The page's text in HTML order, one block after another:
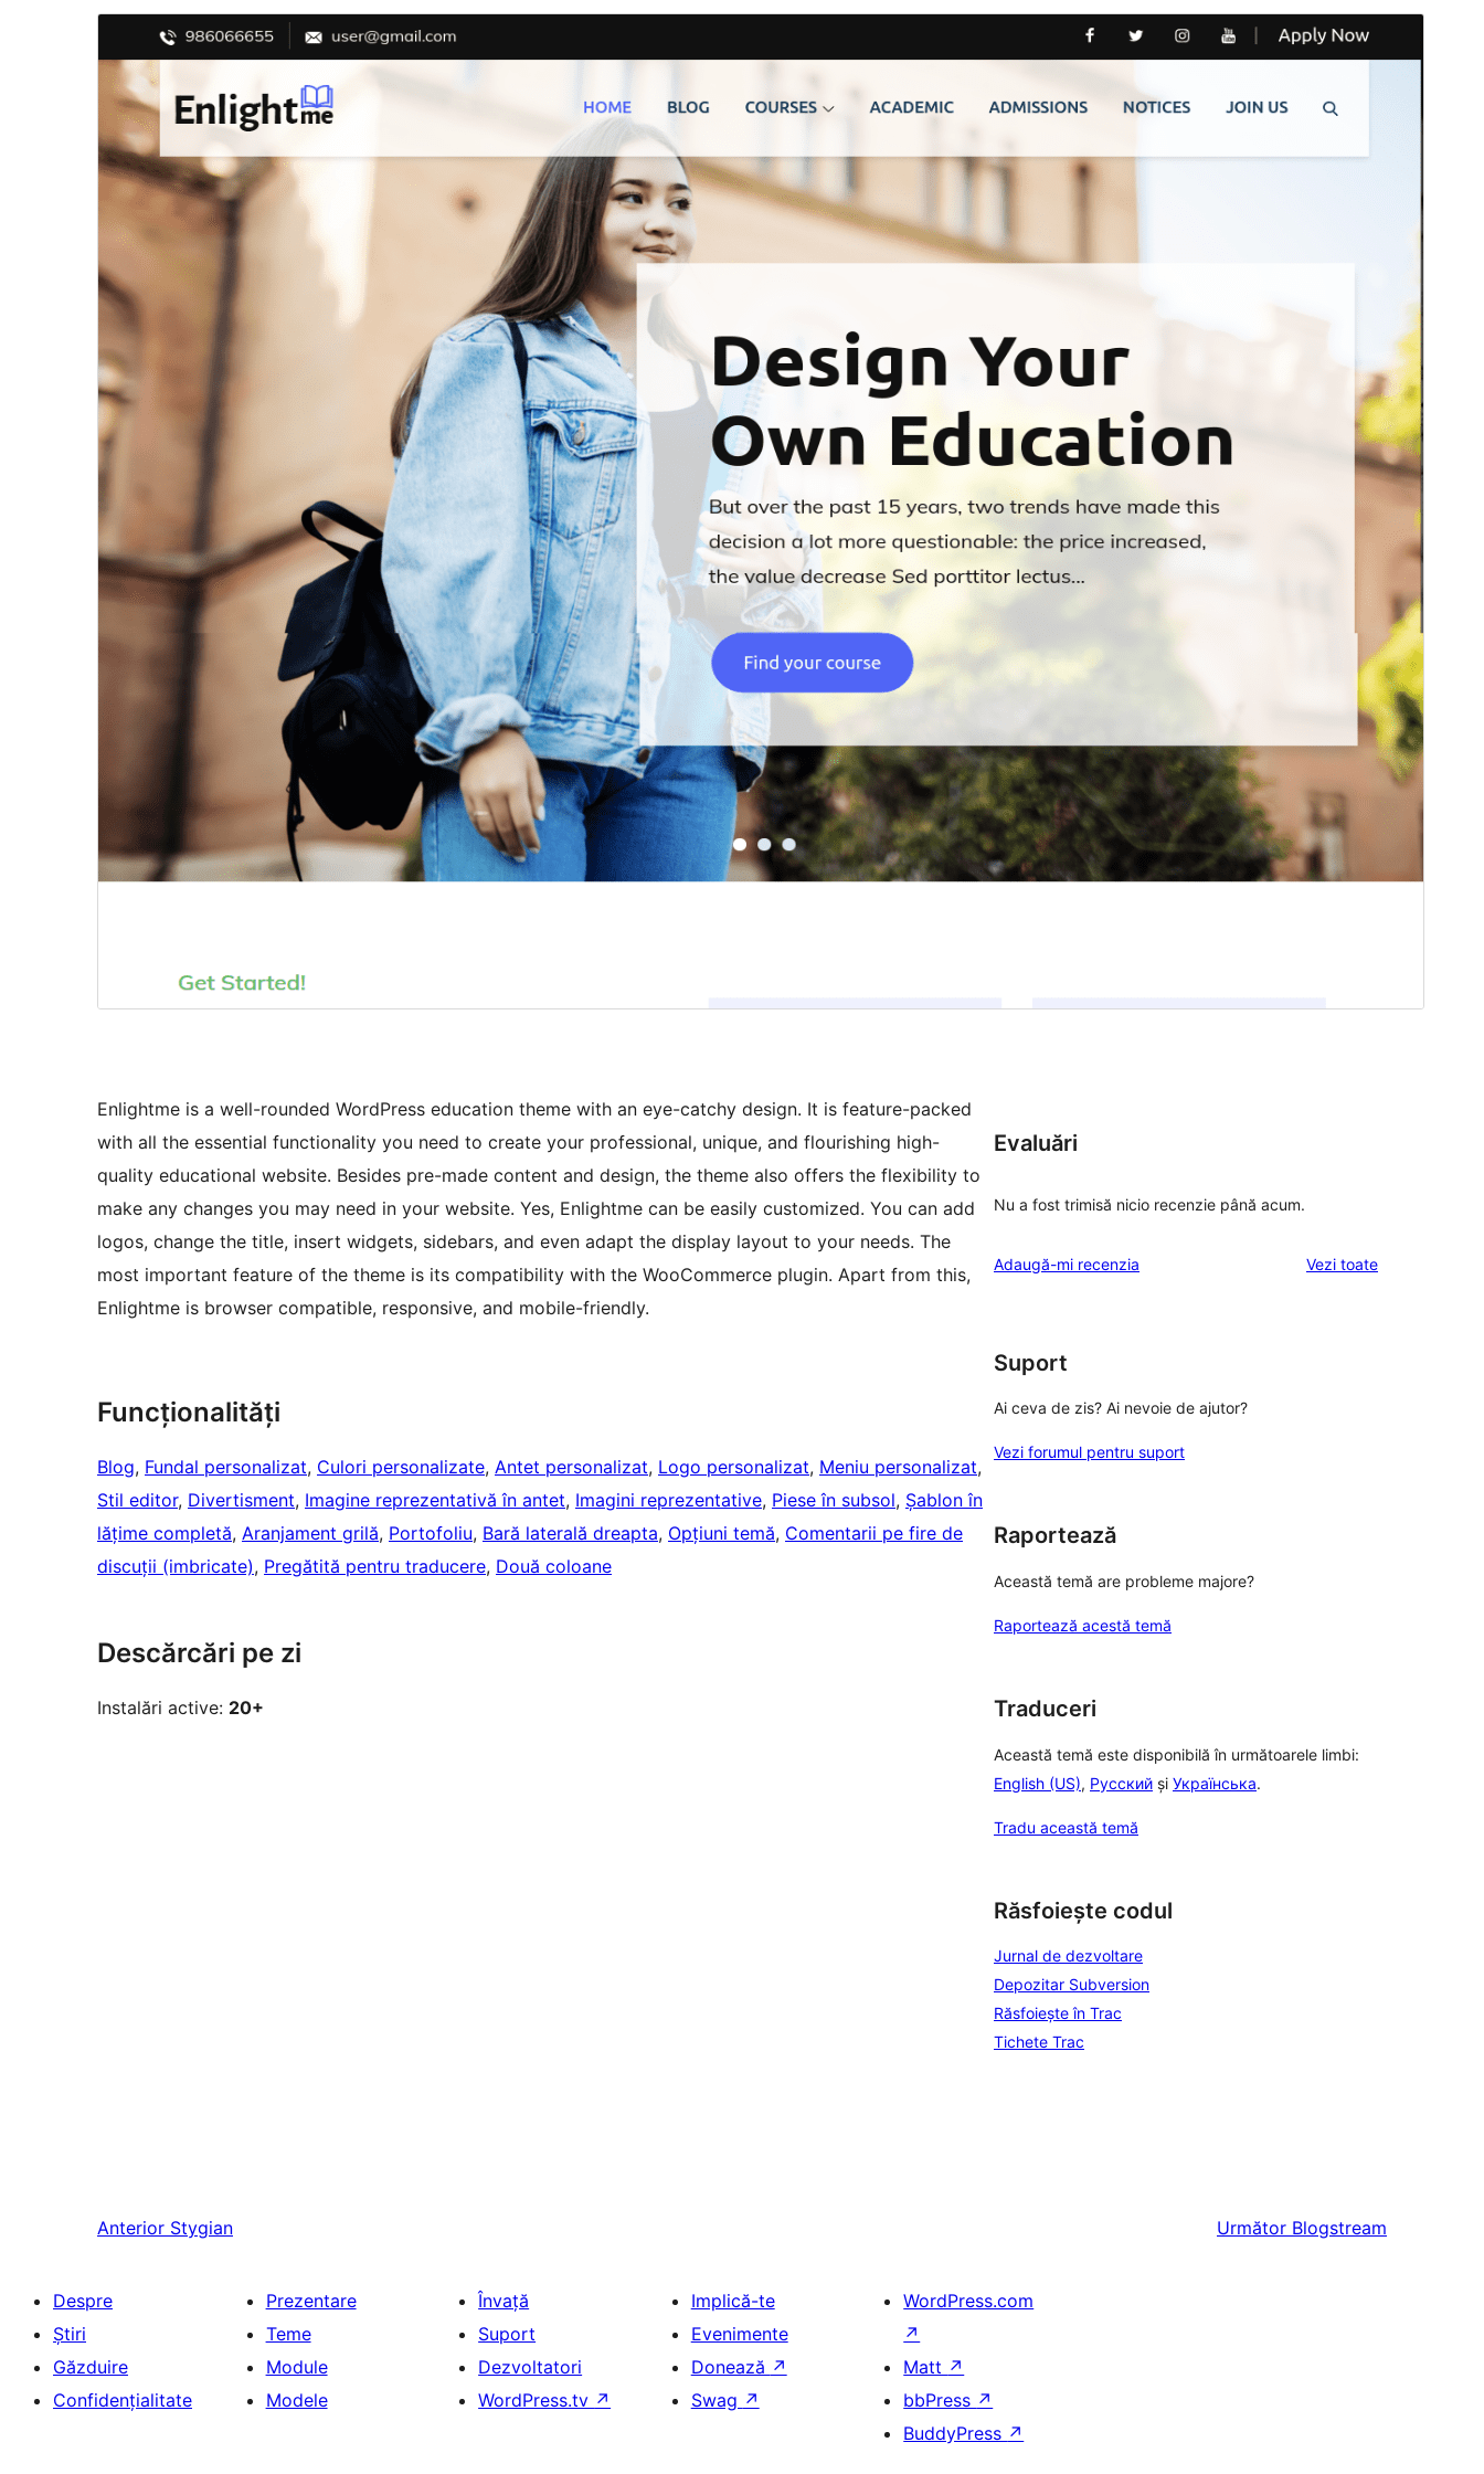
Previzualizează Descarcă
Ultima actualizare
29 aprilie 2026
Versiune WordPress
5.1
Versiune PHP
Prima pagină a temei
Enlightme is a well-rounded WordPress education theme with an eye-catchy design. It is feature-packed
with all the essential functionality you need to create your professional, unique, and flourishing high-
quality educational website. Besides pre-made content and design, the theme also offers the flexibility to
make any changes you may need in your website. Yes, Enlightme can be easily customized. You can add
logos, change the title, insert widgets, sidebars, and even adapt the display layout to your needs. The
most important feature of the theme is its compatibility with the WooCommerce plugin. Apart from this,
Enlightme is browser compatible, responsive, and mobile-friendly.
Funcționalități
Blog, Fundal personalizat, Culori personalizate, Antet personalizat, Logo personalizat, Meniu personalizat
Stil editor, Divertisment, Imagine reprezentativă în antet, Imagini reprezentative, Piese în subsol, Șablon în
lățime completă, Aranjament grilă, Portofoliu, Bară laterală dreapta, Opțiuni temă, Comentarii pe fire de
discuții (imbricate), Pregătită pentru traducere, Două coloane
Descărcări pe zi
Instalări active: 20+
Evaluări
Nu a fost trimisă nicio recenzie până acum.
Adaugă-mi recenzia Vezi toaterecenziile
Suport
Ai ceva de zis? Ai nevoie de ajutor?
Vezi forumul pentru suport
Raportează
Această temă are probleme majore?
Raportează acestă temă
Traduceri
Această temă este disponibilă în următoarele limbi:
English (US), Русский și Українська.
Tradu această temă
Răsfoiește codul
Jurnal de dezvoltare
Depozitar Subversion
Răsfoiește în Trac
Tichete Trac
Anterior Stygian Următor Blogstream
Despre
Știri
Găzduire
Confidențialitate
Prezentare
Teme
Module
Modele
Învață
Suport
Dezvoltatori
WordPress.tv ↗
Implică-te
Evenimente
Donează ↗
Swag ↗
WordPress.com
↗
Matt ↗
bbPress ↗
BuddyPress ↗